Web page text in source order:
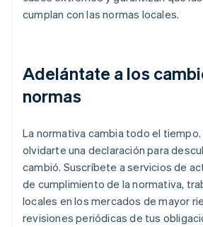
cumplan con las normas locales.
Adelántate a los
normas
La normativa cambia todo el
olvidarte una declaración para
cambió. Suscríbete a servicios de
de cumplimiento de la normativa,
locales en los mercados de mayor
revisiones periódicas de tus